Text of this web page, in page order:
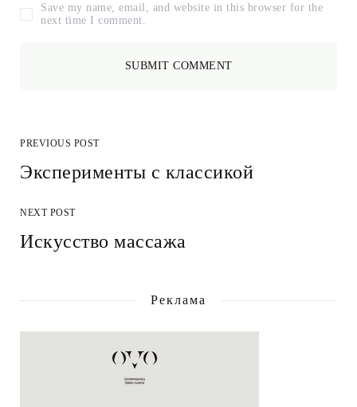
Save my name, email, and website in this browser for the
next time I comment.
PREVIOUS POST
Эксперименты с классикой
NEXT POST
Искусство массажа
Реклама